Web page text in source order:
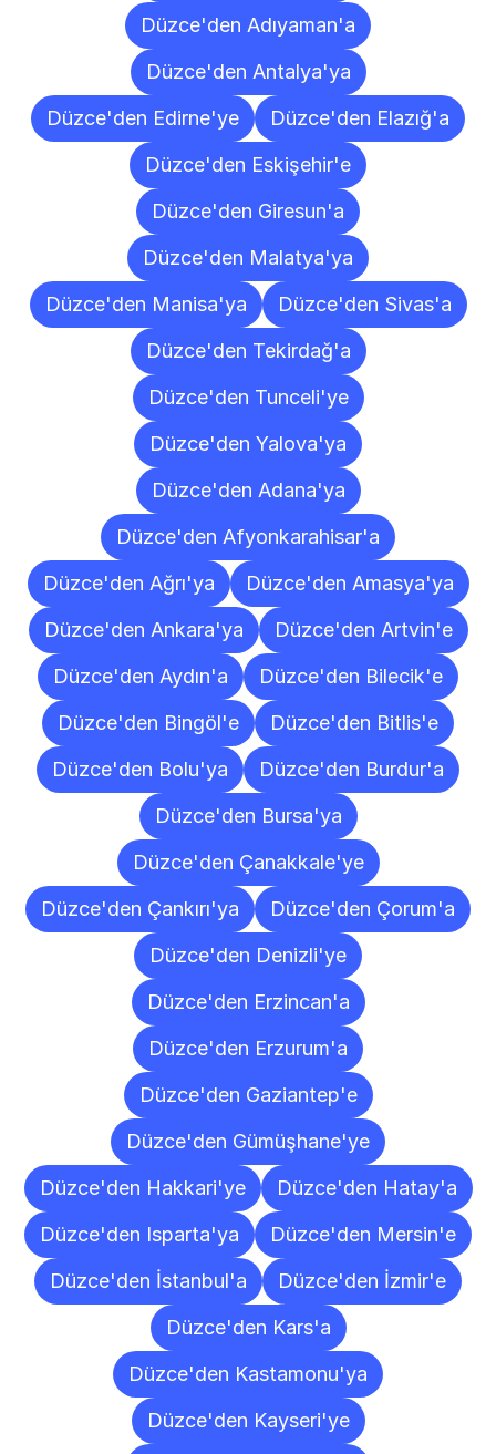
Düzce'den Adıyaman'a
Düzce'den Antalya'ya
Düzce'den Edirne'ye
Düzce'den Elazığ'a
Düzce'den Eskişehir'e
Düzce'den Giresun'a
Düzce'den Malatya'ya
Düzce'den Manisa'ya
Düzce'den Sivas'a
Düzce'den Tekirdağ'a
Düzce'den Tunceli'ye
Düzce'den Yalova'ya
Düzce'den Adana'ya
Düzce'den Afyonkarahisar'a
Düzce'den Ağrı'ya
Düzce'den Amasya'ya
Düzce'den Ankara'ya
Düzce'den Artvin'e
Düzce'den Aydın'a
Düzce'den Bilecik'e
Düzce'den Bingöl'e
Düzce'den Bitlis'e
Düzce'den Bolu'ya
Düzce'den Burdur'a
Düzce'den Bursa'ya
Düzce'den Çanakkale'ye
Düzce'den Çankırı'ya
Düzce'den Çorum'a
Düzce'den Denizli'ye
Düzce'den Erzincan'a
Düzce'den Erzurum'a
Düzce'den Gaziantep'e
Düzce'den Gümüşhane'ye
Düzce'den Hakkari'ye
Düzce'den Hatay'a
Düzce'den Isparta'ya
Düzce'den Mersin'e
Düzce'den İstanbul'a
Düzce'den İzmir'e
Düzce'den Kars'a
Düzce'den Kastamonu'ya
Düzce'den Kayseri'ye